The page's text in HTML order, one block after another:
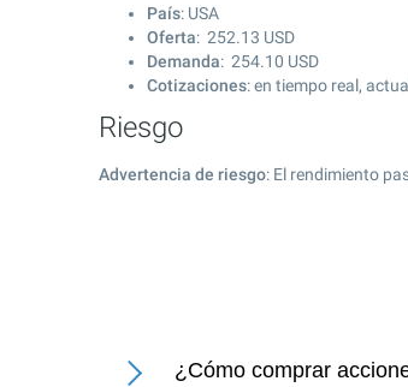
País: USA
Oferta: 252.13 USD
Demanda: 254.10 USD
Cotizaciones: en tiempo real,
Riesgo
Advertencia de riesgo: El rendimiento
¿Cómo comprar